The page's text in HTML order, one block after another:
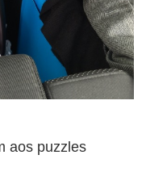
aos puzzles